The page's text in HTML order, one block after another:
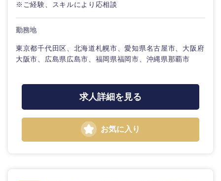
建設・施
サービス
その他
関東地方
群馬県 埼玉県
東京都
神奈川県
※ご経験、スキルにより応相談
勤務地
東京都千代田区、北海道札幌市、愛知県名古屋市、大阪府
大阪市、広島県広島市、福岡県福岡市、沖縄県那覇市
求人詳細を見る
お気に入り